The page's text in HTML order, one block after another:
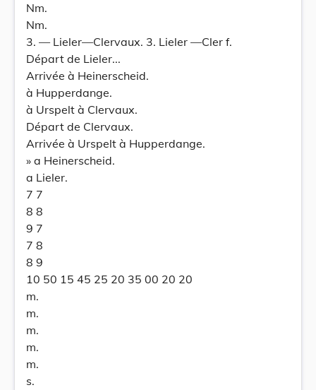
Nm.
Nm.
3. — Lieler—Clervaux. 3. Lieler —Cler f.
Départ de Lieler...
Arrivée à Heinerscheid.
à Hupperdange.
à Urspelt à Clervaux.
Départ de Clervaux.
Arrivée à Urspelt à Hupperdange.
» a Heinerscheid.
a Lieler.
7 7
8 8
9 7
7 8
8 9
10 50 15 45 25 20 35 00 20 20
m.
m.
m.
m.
m.
s.